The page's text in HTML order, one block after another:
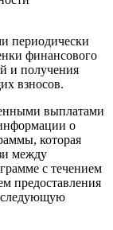
периодически
финансового
и получения
взносов.
выплатами
о
которая
между
с течением
предоставления
следующую